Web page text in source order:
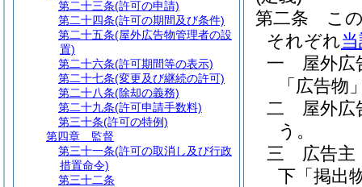
第二条
こ
それぞれ
一
屋外
「広告物
二
屋外
う。
三
広告
下「掲出
第二十三条(許可の申請)
第二十四条(許可の期間及び条件)
第二十五条(屋外広告物管理者の設
置)
第二十六条(許可期間等の表示)
第二十七条(変更及び継続の許可)
第二十八条(除却の義務)
第二十九条(許可申請手数料)
第三十条(許可の特例)
第四章
監督
第三十一条(許可の取消し及び行政
措置命令)
第三十二条